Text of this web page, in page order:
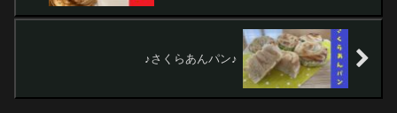
♪さくらあんパン♪